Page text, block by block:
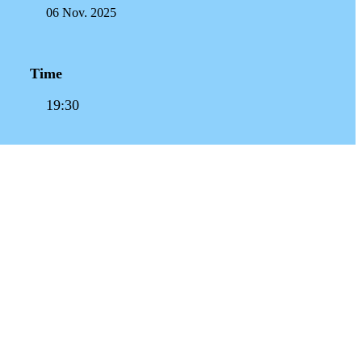
06 Nov. 2025
Time
19:30